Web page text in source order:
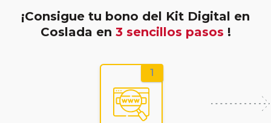
¡Consigue tu bono del Kit Digital en
Coslada en 3 sencillos pasos !
1